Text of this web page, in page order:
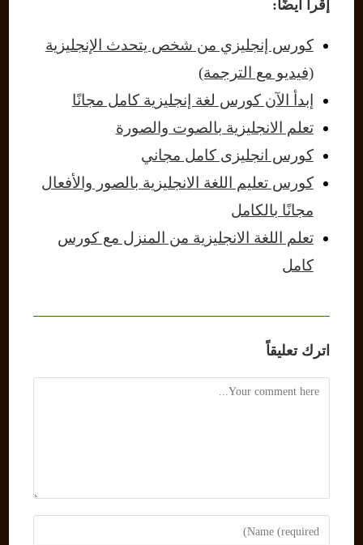
إقرأ ايضًا:
كورس إنجليزي من شخص يتحدث الإنجليزية
(فيديو مع الترجمة)
إبدأ الآن كورس لغة إنجليزية كامل مجانًا
تعلم الانجليزية بالصوت والصورة
كورس انجليزى كامل مجاني
كورس تعليم اللغة الانجليزية بالصور والأفعال
مجانًا بالكامل
تعلم اللغة الانجليزية من المنزل مع كورس
كامل
اترك تعليقاً
Comment
Enter